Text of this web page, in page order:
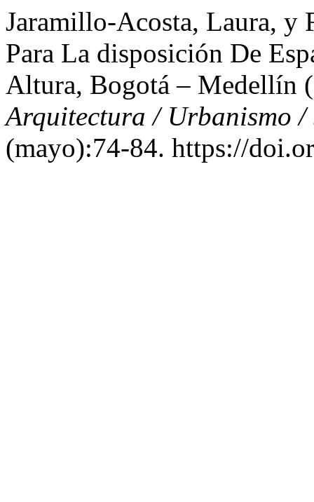
Jaramillo-Acosta, Laura, y
Para La disposición De
Altura, Bogotá – Medellín
Arquitectura / Urbanismo /
(mayo):74-84. https://